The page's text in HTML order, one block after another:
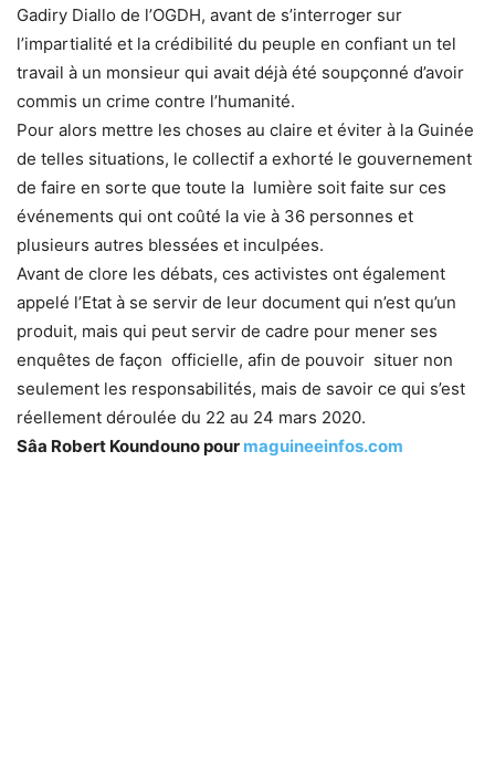
Gadiry Diallo de l’OGDH, avant de s’interroger sur
l’impartialité et la crédibilité du peuple en confiant un tel
travail à un monsieur qui avait déjà été soupçonné d’avoir
commis un crime contre l’humanité.
Pour alors mettre les choses au claire et éviter à la Guinée
de telles situations, le collectif a exhorté le gouvernement
de faire en sorte que toute la lumière soit faite sur ces
événements qui ont coûté la vie à 36 personnes et
plusieurs autres blessées et inculpées.
Avant de clore les débats, ces activistes ont également
appelé l’Etat à se servir de leur document qui n’est qu’un
produit, mais qui peut servir de cadre pour mener ses
enquêtes de façon officielle, afin de pouvoir situer non
seulement les responsabilités, mais de savoir ce qui s’est
réellement déroulée du 22 au 24 mars 2020.
Sâa Robert Koundouno pour maguineeinfos.com